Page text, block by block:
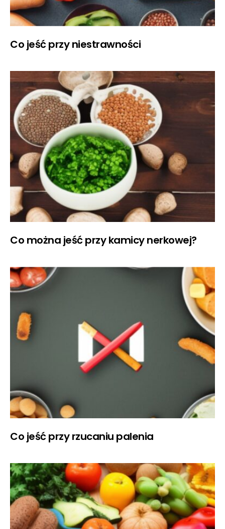
Co jeść przy niestrawności
Co można jeść przy kamicy nerkowej?
Co jeść przy rzucaniu palenia